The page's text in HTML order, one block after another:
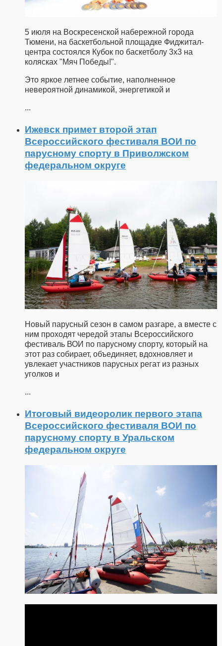
5 июля на Воскресенской набережной города
Тюмени, на баскетбольной площадке Фиджитал-
центра состоялся Кубок по баскетболу 3x3 на
колясках "Мяч Победы!".
Это яркое летнее событие, наполненное
невероятной динамикой, энергетикой и
...
Ижевск примет второй этап
Всероссийского фестиваля ВОИ по
парусному спорту в Приволжском
федеральном округе
Новый парусный сезон в самом разгаре, а вместе с
ним проходят чередой этапы Всероссийского
фестиваль ВОИ по парусному спорту, который на
этот раз собирает, объединяет, вдохновляет и
увлекает участников парусных регат из разных
уголков и
...
Итоговый видеоролик первого этапа
Всероссийского фестиваля ВОИ по
парусному спорту в Уральском
федеральном округе